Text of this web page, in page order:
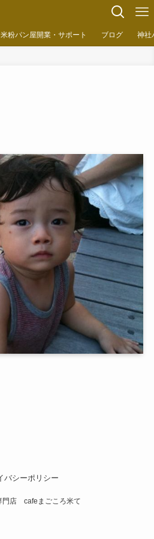
米粉パン屋開業・サポート ブログ 神社
バシーポリシー
門店 cafeまごころ米て